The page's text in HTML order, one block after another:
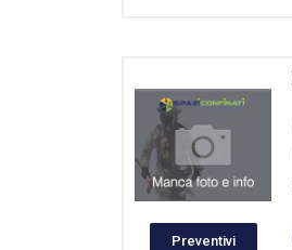
Preventivi